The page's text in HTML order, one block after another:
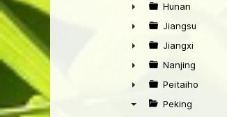
►
►
Hunan
►
Jiangsu
►
Jiangxi
►
Nanjing
►
Peitaiho
Peking